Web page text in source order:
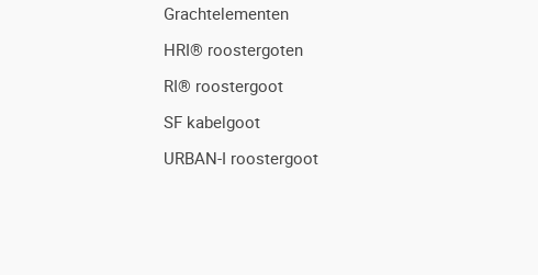
Grachtelementen
HRI® roostergoten
RI® roostergoot
SF kabelgoot
URBAN-I roostergoot